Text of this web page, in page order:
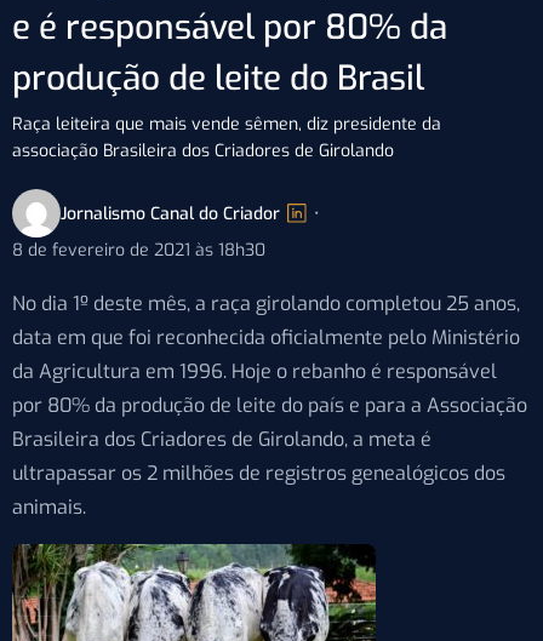
e é responsável por 80% da
produção de leite do Brasil
Raça leiteira que mais vende sêmen, diz presidente da
associação Brasileira dos Criadores de Girolando
Jornalismo Canal do Criador
•
8 de fevereiro de 2021 às 18h30
No dia 1º deste mês, a raça girolando completou 25 anos,
data em que foi reconhecida oficialmente pelo Ministério
da Agricultura em 1996. Hoje o rebanho é responsável
por 80% da produção de leite do país e para a Associação
Brasileira dos Criadores de Girolando, a meta é
ultrapassar os 2 milhões de registros genealógicos dos
animais.